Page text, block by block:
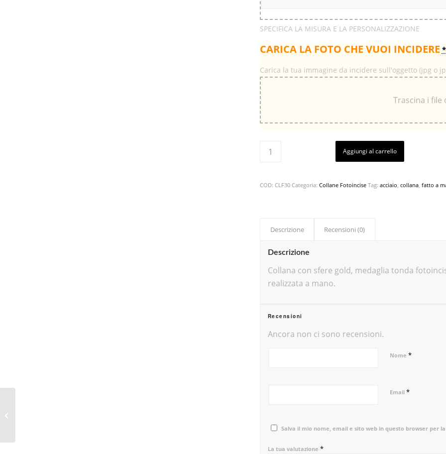
SPECIFICA LA MISURA E LA PERSONALIZZAZIONE
CARICA LA FOTO CHE VUOI INCIDERE *
Carica la tua immagine da incidere sull'oggetto (jpg o
Trascina i file
Aggiungi al carrello
COD: CLF30 Categoria: Collane Fotoincise Tag: acciaio, collana, fatto a
Descrizione Recensioni (0)
Descrizione
Collana con sfere gold, medaglia tonda
realizzata a mano.
Recensioni
Ancora non ci sono recensioni.
Nome *
Email *
Salva il mio nome, email e sito web in questo browser per
La tua valutazione *